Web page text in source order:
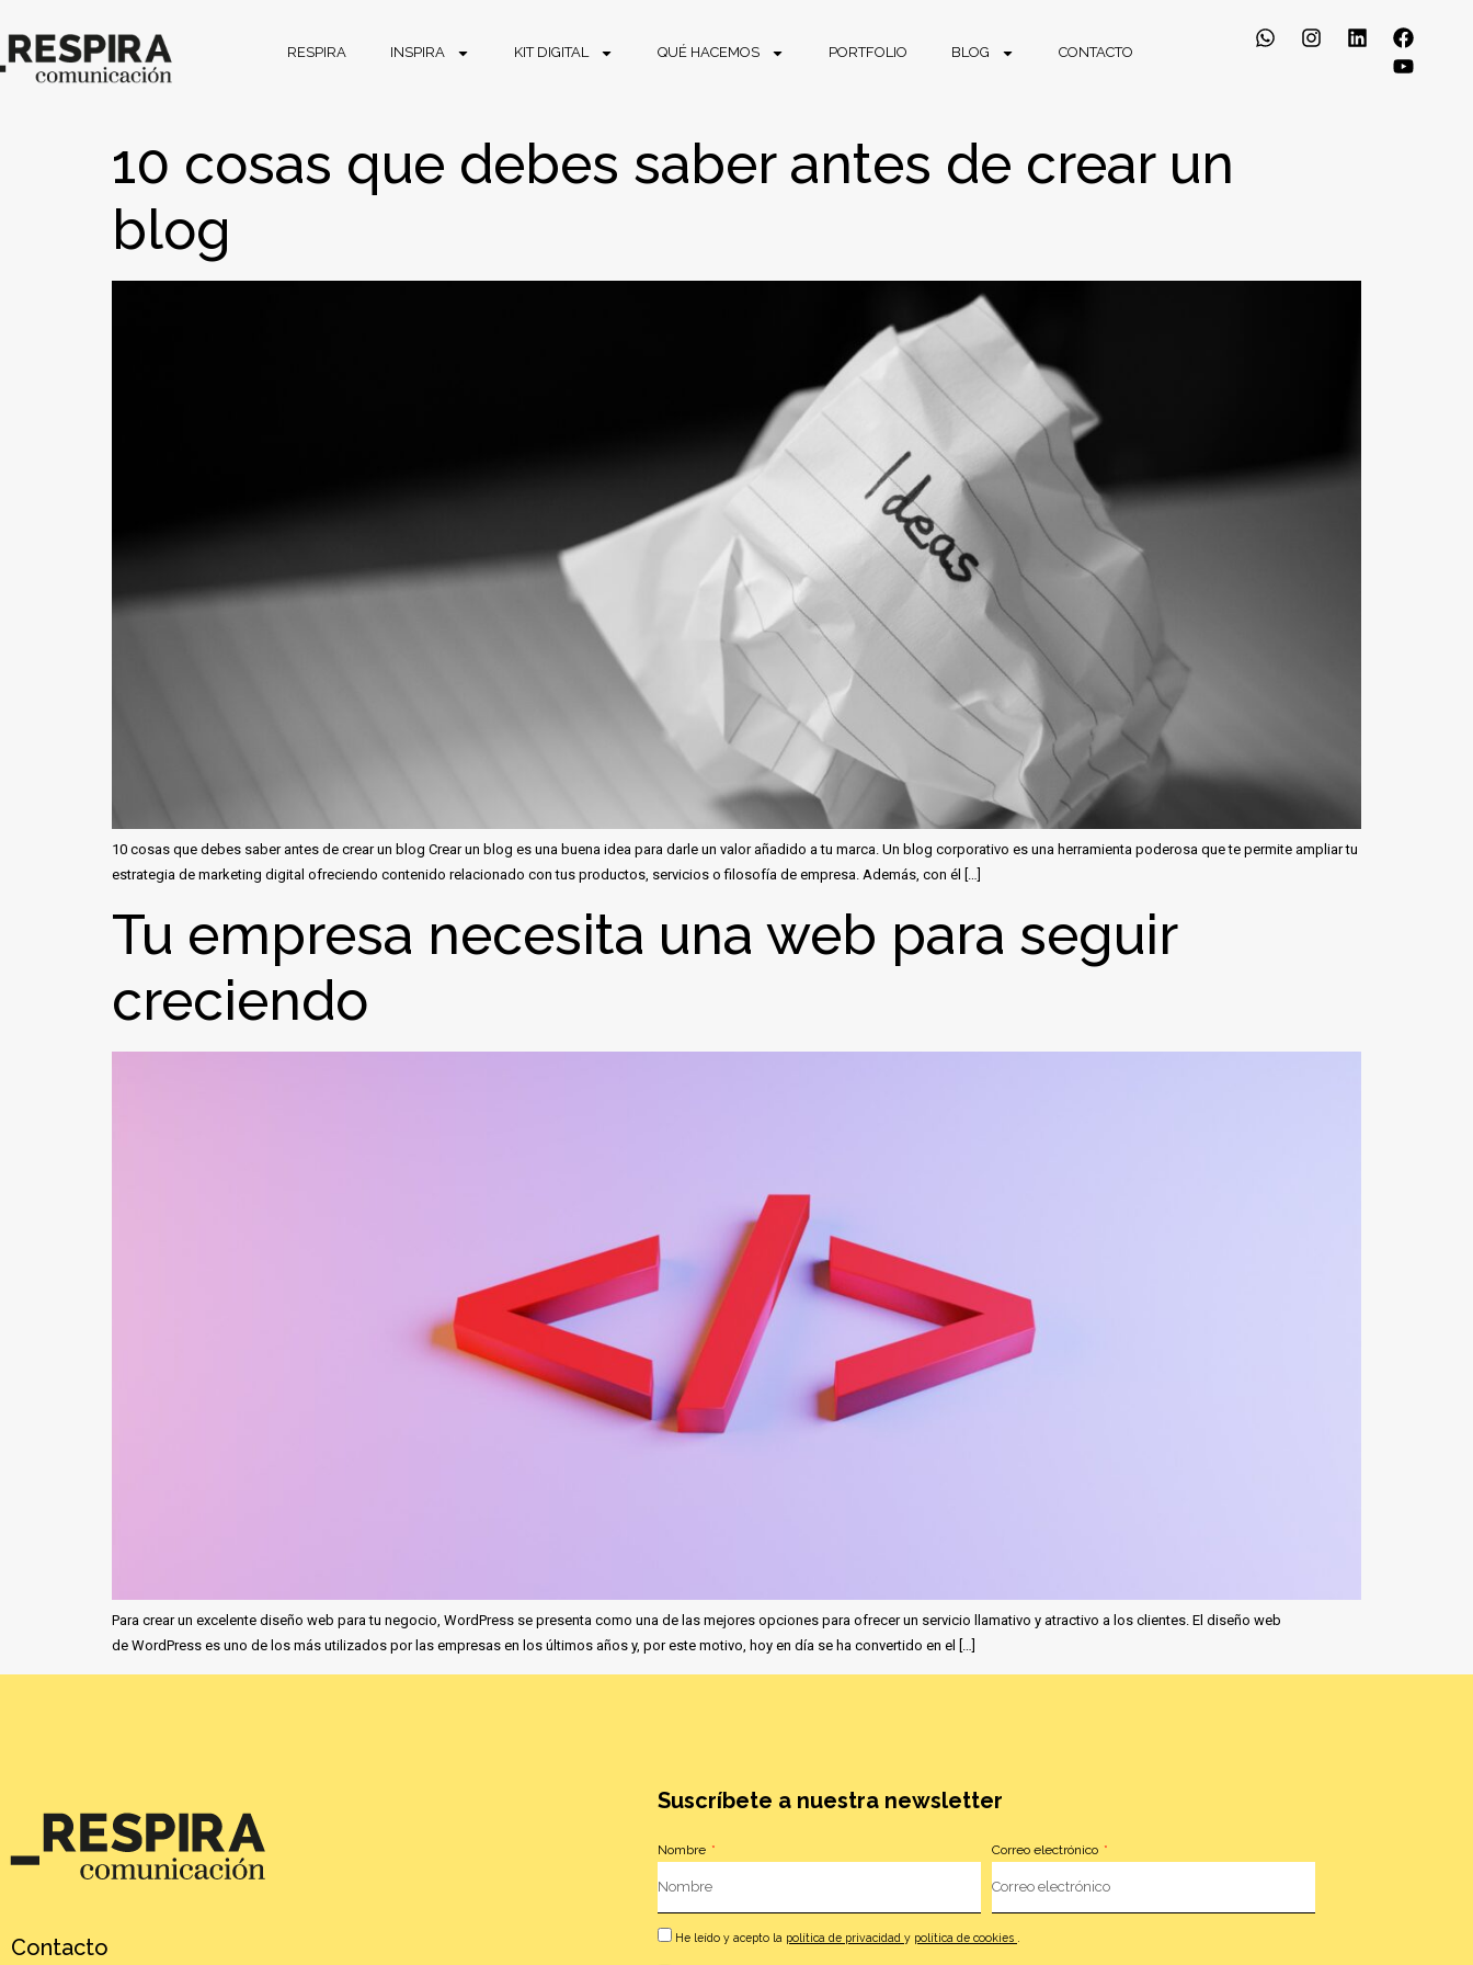
RESPIRA INSPIRA KIT DIGITAL QUÉ HACEMOS PORTFOLIO BLOG CONTACTO
10 cosas que debes saber antes de crear un
blog
10 cosas que debes saber antes de crear un blog Crear un blog es una buena idea para darle un valor añadido a tu marca. Un blog corporativo es una herramienta poderosa que te permite ampliar tu
estrategia de marketing digital ofreciendo contenido relacionado con tus productos, servicios o filosofía de empresa. Además, con él […]
Tu empresa necesita una web para seguir
creciendo
Para crear un excelente diseño web para tu negocio, WordPress se presenta como una de las mejores opciones para ofrecer un servicio llamativo y atractivo a los clientes. El diseño web
de WordPress es uno de los más utilizados por las empresas en los últimos años y, por este motivo, hoy en día se ha convertido en el […]
Contacto
Suscríbete a nuestra newsletter
Nombre Correo electrónico
He leído y acepto la política de privacidad y política de cookies